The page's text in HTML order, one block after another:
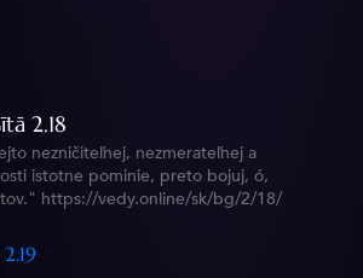
2.18
nezničiteľnej, nezmerateľnej a
istotne pominie, preto bojuj, ó,
potomok Bharatov." https://vedy.online/sk/bg/2/18/